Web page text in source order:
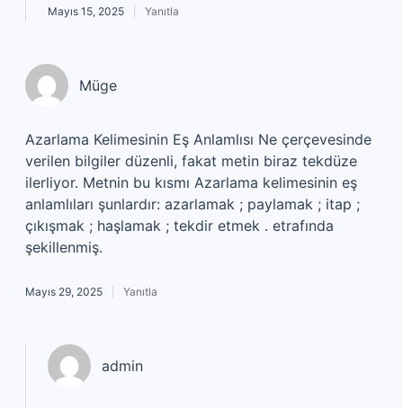
Mayıs 15, 2025 Yanıtla
Müge
Azarlama Kelimesinin Eş Anlamlısı Ne çerçevesinde
verilen bilgiler düzenli, fakat metin biraz tekdüze
ilerliyor. Metnin bu kısmı Azarlama kelimesinin eş
anlamlıları şunlardır: azarlamak ; paylamak ; itap ;
çıkışmak ; haşlamak ; tekdir etmek . etrafında
şekillenmiş.
Mayıs 29, 2025 Yanıtla
admin